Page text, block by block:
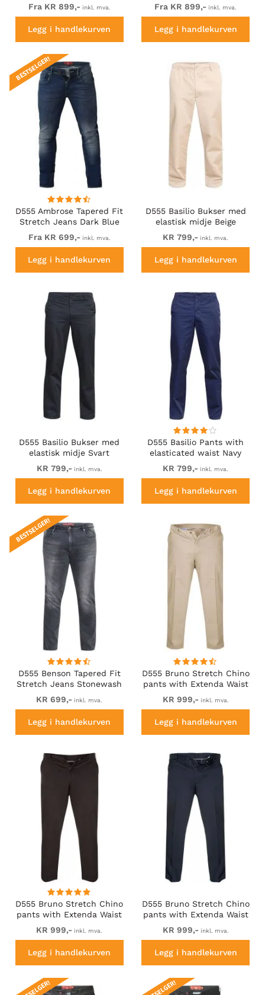
Fra KR 899,- inkl. mva.
Legg i handlekurven
Fra KR 899,- inkl. mva.
Legg i handlekurven
D555 Ambrose Tapered Fit
Stretch Jeans Dark Blue
BESTSELGER!
Fra KR 699,- inkl. mva.
Legg i handlekurven
D555 Basilio Bukser med
elastisk midje Beige
KR 799,- inkl. mva.
Legg i handlekurven
D555 Basilio Bukser med
elastisk midje Svart
KR 799,- inkl. mva.
Legg i handlekurven
D555 Basilio Pants with
elasticated waist Navy
KR 799,- inkl. mva.
Legg i handlekurven
D555 Benson Tapered Fit
Stretch Jeans Stonewash
BESTSELGER!
KR 699,- inkl. mva.
Legg i handlekurven
D555 Bruno Stretch Chino
pants with Extenda Waist
Beige
KR 999,- inkl. mva.
Legg i handlekurven
D555 Bruno Stretch Chino
pants with Extenda Waist
Black
KR 999,- inkl. mva.
Legg i handlekurven
D555 Bruno Stretch Chino
pants with Extenda Waist
Indigo Blue
KR 999,- inkl. mva.
Legg i handlekurven